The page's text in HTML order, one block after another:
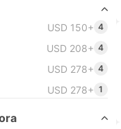
USD 150+ 4
USD 208+ 4
USD 278+ 4
USD 278+ 1